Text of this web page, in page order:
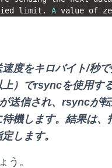
limit . A value of
度をキロバイト/秒
）でrsyncを使用す
送信され、rsyncが
機します。結果は
します。
う。